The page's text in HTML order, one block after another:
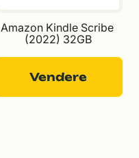
Amazon Kindle Scribe
(2022) 32GB
Vendere